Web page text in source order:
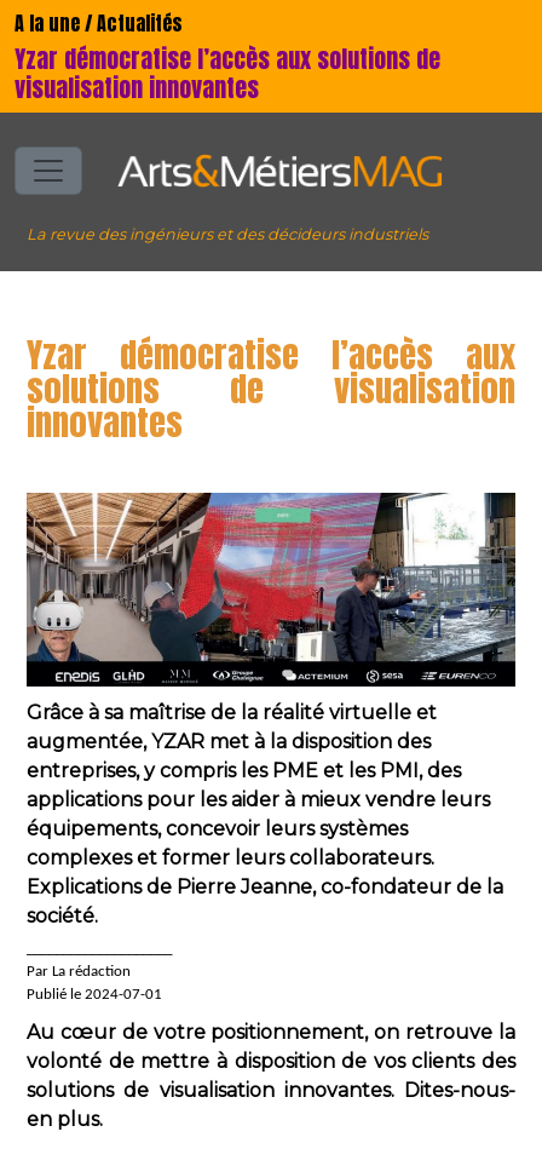
A la une / Actualités
Yzar démocratise l’accès aux solutions de
visualisation innovantes
La revue des ingénieurs et des décideurs industriels
Yzar démocratise l’accès aux
solutions de visualisation
innovantes
Grâce à sa maîtrise de la réalité virtuelle et
augmentée, YZAR met à la disposition des
entreprises, y compris les PME et les PMI, des
applications pour les aider à mieux vendre leurs
équipements, concevoir leurs systèmes
complexes et former leurs collaborateurs.
Explications de Pierre Jeanne, co-fondateur de la
société.
Par La rédaction
Publié le 2024-07-01
Au cœur de votre positionnement, on retrouve la
volonté de mettre à disposition de vos clients des
solutions de visualisation innovantes. Dites-nous-
en plus.